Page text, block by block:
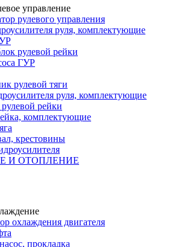
управление
рулевого управления
руля, комплектующие
рулевой рейки
ГУР
рулевой тяги
руля, комплектующие
рейки
комплектующие
крестовины
И ОТОПЛЕНИЕ
охлаждения двигателя
прокладка